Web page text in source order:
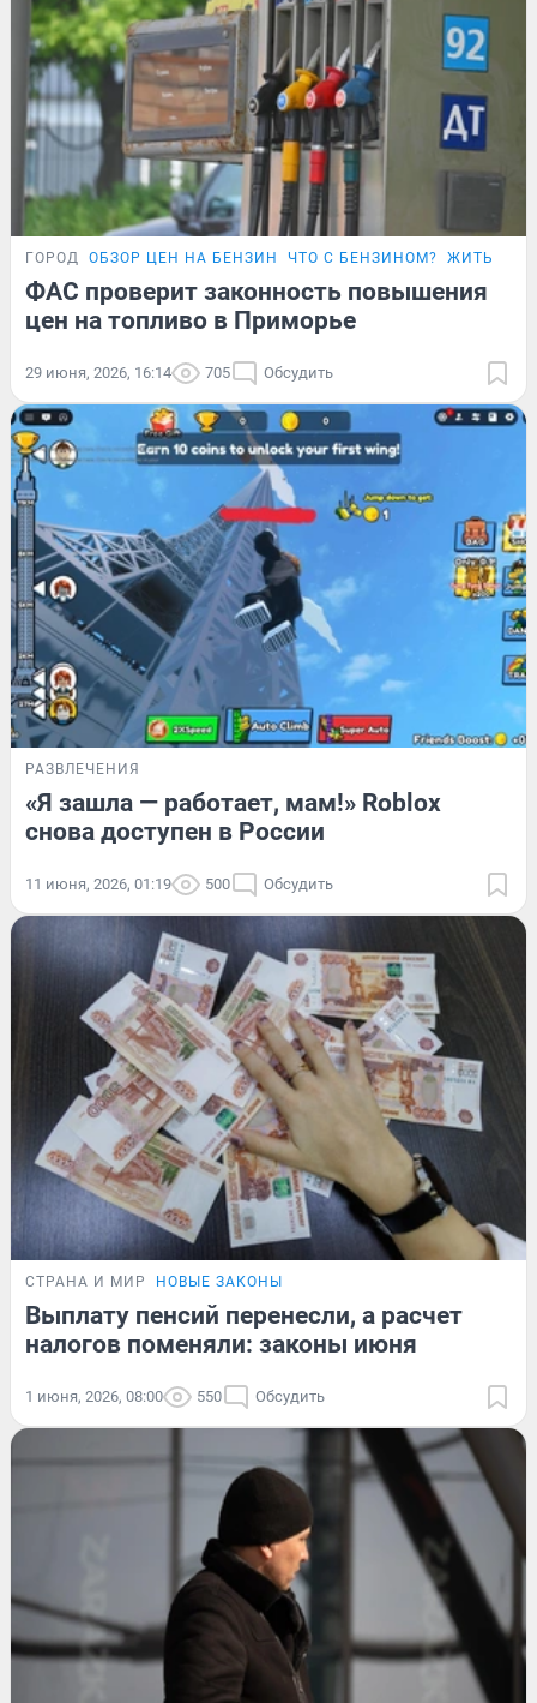
ГОРОД ОБЗОР ЦЕН НА БЕНЗИН ЧТО С БЕНЗИНОМ? ЖИТЬ
ФАС проверит законность повышения
цен на топливо в Приморье
29 июня, 2026, 16:14 705 Обсудить
РАЗВЛЕЧЕНИЯ
«Я зашла — работает, мам!» Roblox
снова доступен в России
11 июня, 2026, 01:19 500 Обсудить
СТРАНА И МИР НОВЫЕ ЗАКОНЫ
Выплату пенсий перенесли, а расчет
налогов поменяли: законы июня
1 июня, 2026, 08:00 550 Обсудить